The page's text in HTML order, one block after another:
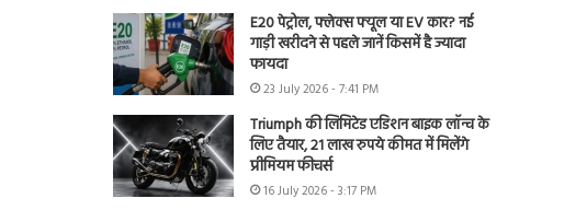
E20 पेट्रोल, फ्लेक्स फ्यूल या EV कार? नई
गाड़ी खरीदने से पहले जानें किसमें है ज्यादा
फायदा
23 July 2026 - 7:41 PM
Triumph की लिमिटेड एडिशन बाइक लॉन्च के
लिए तैयार, 21 लाख रुपये कीमत में मिलेंगे
प्रीमियम फीचर्स
16 July 2026 - 3:17 PM